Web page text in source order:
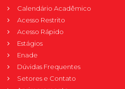
Calendário Acadêmico
Acesso Restrito
Acesso Rápido
Estágios
Enade
Dúvidas Frequentes
Setores e Contato